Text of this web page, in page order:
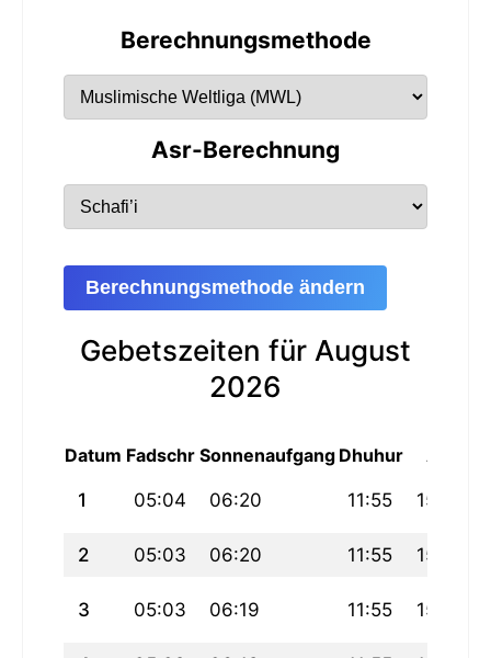
Berechnungsmethode
Asr-Berechnung
Berechnungsmethode ändern
Gebetszeiten für August
2026
Datum Fadschr Sonnenaufgang Dhuhur Asr
1 05:04 06:20 11:55 15:01
2 05:03 06:20 11:55 15:01
3 05:03 06:19 11:55 15:01